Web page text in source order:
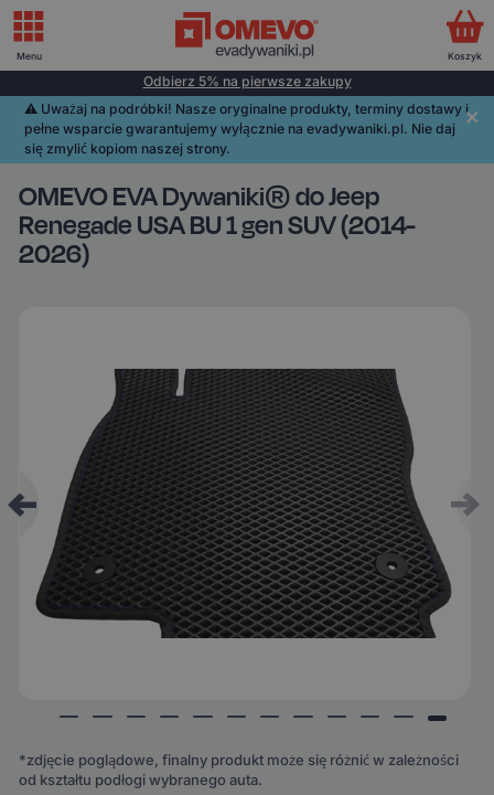
Odbierz 5% na pierwsze zakupy
⚠️️ Uważaj na podróbki! Nasze oryginalne produkty, terminy dostawy i
pełne wsparcie gwarantujemy wyłącznie na evadywaniki.pl. Nie daj
się zmylić kopiom naszej strony.
OMEVO EVA Dywaniki® do Jeep
Renegade USA BU 1 gen SUV (2014-
2026)
*zdjęcie poglądowe, finalny produkt może się różnić w zależności
od kształtu podłogi wybranego auta.
Menu Koszyk